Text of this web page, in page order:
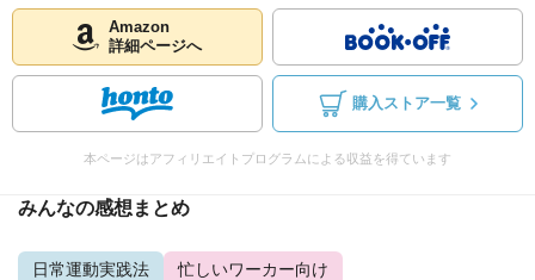
Amazon
詳細ページへ
購入ストア一覧
本ページはアフィリエイトプログラムによる収益を得ています
みんなの感想まとめ
日常運動実践法
忙しいワーカー向け